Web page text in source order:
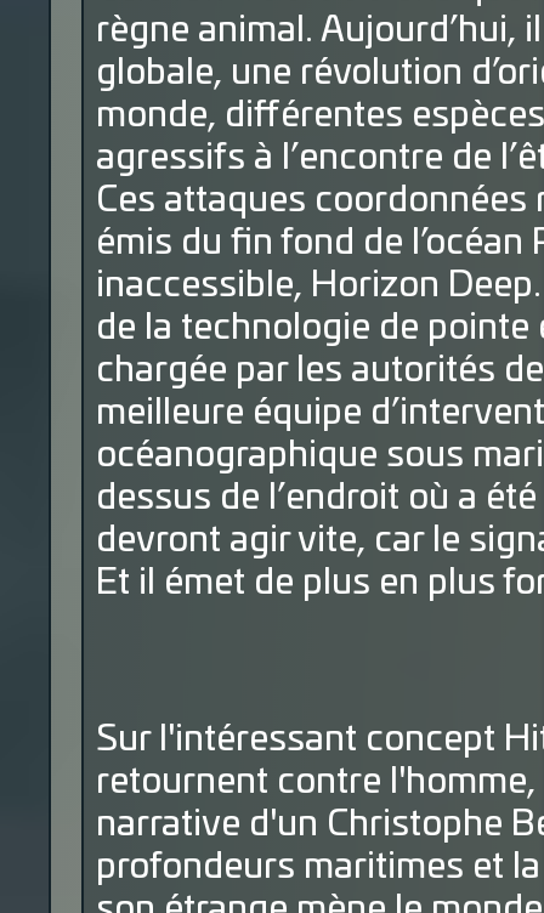
règne animal. Aujourd’hui,
globale, une révolution
monde, différentes
agressifs à l’encontre de
Ces attaques
émis du fin fond de
inaccessible, Horizon
de la technologie de
chargée par les autorités
meilleure équipe
océanographique sous
dessus de l’endroit où a
devront agir vite, car le
Et il émet de plus en plus
Sur l'intéressant concept
retournent contre
narrative d'un Christophe
profondeurs maritimes et